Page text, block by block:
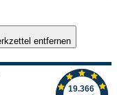
entfernen